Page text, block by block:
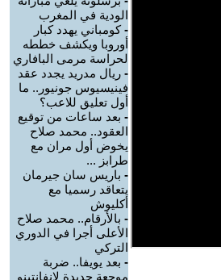
الودية في المغرب
-كومباني يهدد كبار
أوروبا ويكشف خططه
لحراسة مرمى البافاري
- ريال مدريد يجدد عقد
فينيسيوس جونيور.. ما
أول تعليق للاعب؟
- بعد ساعات من توقيع
العقود.. محمد صلاح
يخوض أول مران مع
طرابز ...
- باريس سان جيرمان
يتعاقد رسميا مع
أكليوش
- بالأرقام.. محمد صلاح
الأعلى أجرا في الدوري
التركي
- بعد يويفا.. ضربة
موجعة جديدة لإنفانتينو